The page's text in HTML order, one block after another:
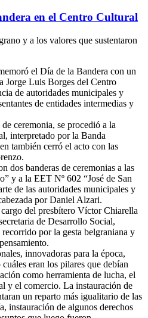
en el Centro Cultural
y a los valores que sustentaron
el Día de la Bandera con un
Jorge Luis Borges del Centro
de autoridades municipales y
de entidades intermedias y
ceremonia, se procedió a la
interpretado por la Banda
también cerró el acto con las
dos banderas de ceremonias a las
y a la EET Nº 602 “José de San
de las autoridades municipales y
por Daniel Alzari.
del presbítero Víctor Chiarella
de Desarrollo Social,
por la gesta belgraniana y
innovadoras para la época,
eran los pilares que debían
como herramienta de lucha, el
y el comercio. La instauración de
un reparto más igualitario de las
instauración de algunos derechos